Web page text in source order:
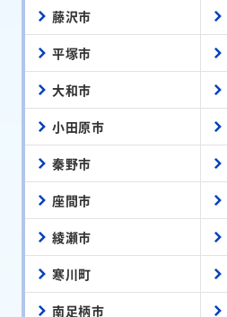
藤沢市
平塚市
大和市
小田原市
秦野市
座間市
綾瀬市
寒川町
南足柄市